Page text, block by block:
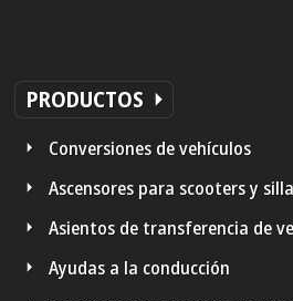
PRODUCTOS
Conversiones de vehículos
Ascensores para scooters y
Asientos de transferencia de
Ayudas a la conducción